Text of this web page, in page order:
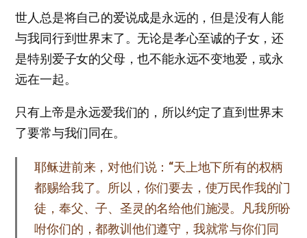
世人总是将自己的爱说成是永远的，但是没有人能
与我同行到世界末了。无论是孝心至诚的子女，还
是特别爱子女的父母，也不能永远不变地爱，或永
远在一起。
只有上帝是永远爱我们的，所以约定了直到世界末
了要常与我们同在。
耶稣进前来，对他们说：“天上地下所有的权柄
都赐给我了。所以，你们要去，使万民作我的门
徒，奉父、子、圣灵的名给他们施浸。凡我所吩
咐你们的，都教训他们遵守，我就常与你们同